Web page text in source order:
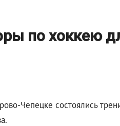
по хоккею
Чепецке состоялись